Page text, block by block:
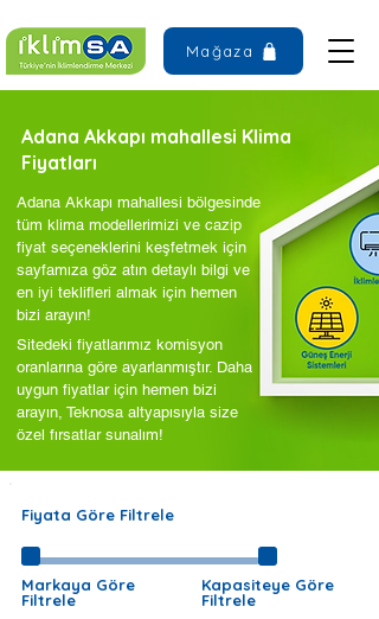
Mağaza
Adana Akkapı mahallesi Klima
Fiyatları
Adana Akkapı mahallesi bölgesinde
tüm klima modellerimizi ve cazip
fiyat seçeneklerini keşfetmek için
sayfamıza göz atın detaylı bilgi ve
en iyi teklifleri almak için hemen
bizi arayın!
Sitedeki fiyatlarımız komisyon
oranlarına göre ayarlanmıştır. Daha
uygun fiyatlar için hemen bizi
arayın, Teknosa altyapısıyla size
özel fırsatlar sunalım!
Fiyata Göre Filtrele
Markaya Göre
Filtrele
Kapasiteye Göre
Filtrele